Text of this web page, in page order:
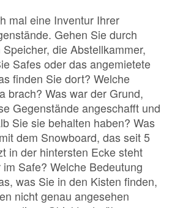
mal eine Inventur Ihrer
Gehen Sie durch
die Abstellkammer,
Safes oder das angemietete
finden Sie dort? Welche
brach? Was war der Grund,
Gegenstände angeschafft und
Sie sie behalten haben? Was
dem Snowboard, das seit 5
in der hintersten Ecke steht
Safe? Welche Bedeutung
was Sie in den Kisten finden,
nicht genau angesehen